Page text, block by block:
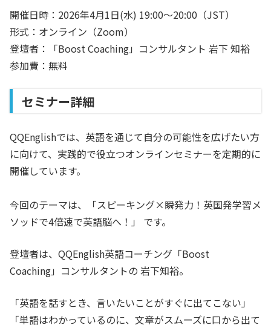
開催日時：2026年4月1日(水) 19:00〜20:00（JST）
形式：オンライン（Zoom）
登壇者：
「Boost Coaching」コンサルタント 岩下 知裕
参加費：無料
セミナー詳細
QQEnglishでは、英語を通じて自分の可能性を広げたい方
に向けて、実践的で役立つオンラインセミナーを定期的に
開催しています。
今回のテーマは、「スピーキング×瞬発力！英国発学習メ
ソッドで4倍速で英語脳へ！」 です。
登壇者は、QQEnglish英語コーチング「Boost
Coaching」コンサルタントの 岩下知裕。
「英語を話すとき、言いたいことがすぐに出てこない」
「単語はわかっているのに、文章がスムーズに口から出て